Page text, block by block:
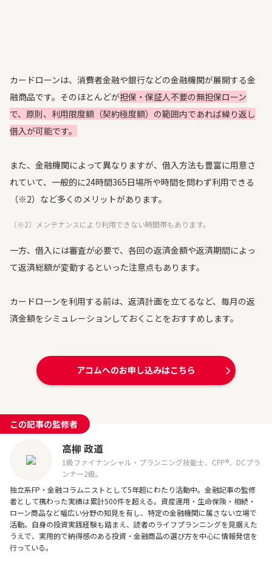
カードローンは、消費者金融や銀行などの金融機関が展開する金
融商品です。そのほとんどが担保・保証人不要の無担保ローン
で、原則、利用限度額（契約極度額）の範囲内であれば繰り返し
借入が可能です。
また、金融機関によって異なりますが、借入方法も豊富に用意さ
れていて、一般的に24時間365日場所や時間を問わず利用できる
（※2）など多くのメリットがあります。
（※2）メンテナンスにより利用できない時間帯もあります。
一方、借入には審査が必要で、各回の返済金額や返済期間によっ
て返済総額が変動するといった注意点もあります。
カードローンを利用する前は、返済計画を立てるなど、毎月の返
済金額をシミュレーションしておくことをおすすめします。
アコムへのお申し込みはこちら
この記事の監修者
高柳 政道
1級ファイナンシャル・プランニング技能士、CFP®、DCプラ
ンナー2級。
独立系FP・金融コラムニストとして5年超にわたり活動中。金融記事の監修
者として携わった実績は累計500件を超える。資産運用・生命保険・相続・
ローン商品など幅広い分野の知見を有し、特定の金融機関に属さない立場で
活動。自身の投資実践経験も踏まえ、読者のライフプランニングを見据えた
うえで、実用的で納得感のある投資・金融商品の選び方を中心に情報発信を
行っている。